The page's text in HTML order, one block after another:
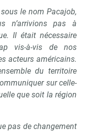
le nom Pacajob,
n’arrivions pas à
Il était nécessaire
vis-à-vis de nos
acteurs américains.
du territoire
sur celle-
que soit la région
pas de changement